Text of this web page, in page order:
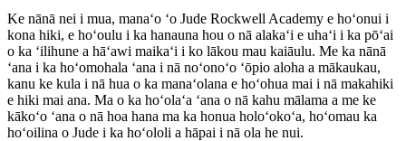
Ke nānā nei i mua, manaʻo ʻo Jude Rockwell Academy e hoʻonui i
kona hiki, e hoʻoulu i ka hanauna hou o nā alakaʻi e uhaʻi i ka pōʻai
o ka ʻilihune a hāʻawi maikaʻi i ko lākou mau kaiāulu. Me ka nānā
ʻana i ka hoʻomohala ʻana i nā noʻonoʻo ʻōpio aloha a mākaukau,
kanu ke kula i nā hua o ka manaʻolana e hoʻohua mai i nā makahiki
e hiki mai ana. Ma o ka hoʻolaʻa ʻana o nā kahu mālama a me ke
kākoʻo ʻana o nā hoa hana ma ka honua holoʻokoʻa, hoʻomau ka
hoʻoilina o Jude i ka hoʻololi a hāpai i nā ola he nui.